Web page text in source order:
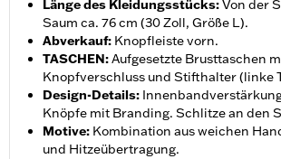
Länge des Kleidungsstücks:Von der
Saum ca. 76 cm (30 Zoll, Größe L).
Abverkauf: Knopfleiste vorn.
TASCHEN:Aufgesetzte Brusttaschen
Knopfverschluss und Stifthalter (linke
Design-Details:
Knöpfe mit Branding. Schlitze an den
Motive: Kombination aus weichen
und Hitzeübertragung.